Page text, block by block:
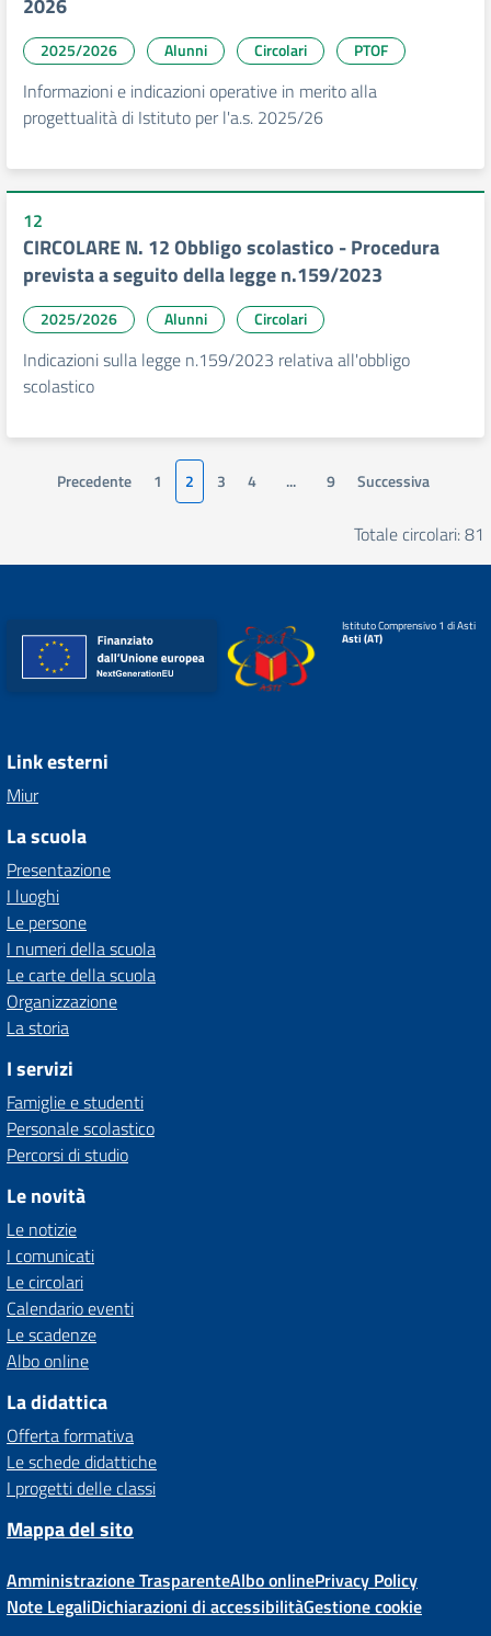
2026
2025/2026 Alunni Circolari PTOF
Informazioni e indicazioni operative in merito alla
progettualità di Istituto per l'a.s. 2025/26
12
CIRCOLARE N. 12 Obbligo scolastico - Procedura
prevista a seguito della legge n.159/2023
2025/2026 Alunni Circolari
Indicazioni sulla legge n.159/2023 relativa all'obbligo
scolastico
Precedente 1 2 3 4 ... 9 Successiva
Totale circolari: 81
Istituto Comprensivo 1 di Asti
Asti (AT)
Link esterni
Miur
La scuola
Presentazione
I luoghi
Le persone
I numeri della scuola
Le carte della scuola
Organizzazione
La storia
I servizi
Famiglie e studenti
Personale scolastico
Percorsi di studio
Le novità
Le notizie
I comunicati
Le circolari
Calendario eventi
Le scadenze
Albo online
La didattica
Offerta formativa
Le schede didattiche
I progetti delle classi
Mappa del sito
Amministrazione TrasparenteAlbo onlinePrivacy Policy
Note LegaliDichiarazioni di accessibilitàGestione cookie